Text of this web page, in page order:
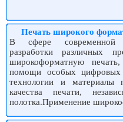
Печать широкого
В сфере современной
разработки различных
широкоформатную
помощи особых цифровых
технологии и материалы
качества печати,
полотка.Применение